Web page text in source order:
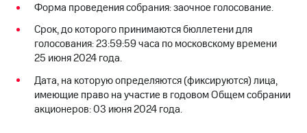
в
регионе
и акционерам
Корпоративное
управление
Корпоративный
секретарь
Форма проведения собрания: заочное голосование.
Срок, до которого принимаются бюллетени для
голосования: 23:59:59 часа по московскому времени
25 июня 2024 года.
Дата, на которую определяются (фиксируются) лица,
имеющие право на участие в годовом Общем собрании
акционеров: 03 июня 2024 года.